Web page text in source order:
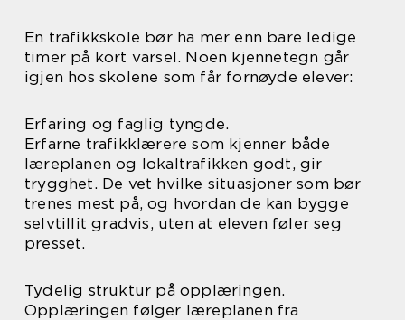
En trafikkskole bør ha mer enn bare ledige
timer på kort varsel. Noen kjennetegn går
igjen hos skolene som får fornøyde elever:
Erfaring og faglig tyngde.
Erfarne trafikklærere som kjenner både
læreplanen og lokaltrafikken godt, gir
trygghet. De vet hvilke situasjoner som bør
trenes mest på, og hvordan de kan bygge
selvtillit gradvis, uten at eleven føler seg
presset.
Tydelig struktur på opplæringen.
Opplæringen følger læreplanen fra